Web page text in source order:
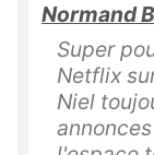
Normand
Super
Netflix
Niel